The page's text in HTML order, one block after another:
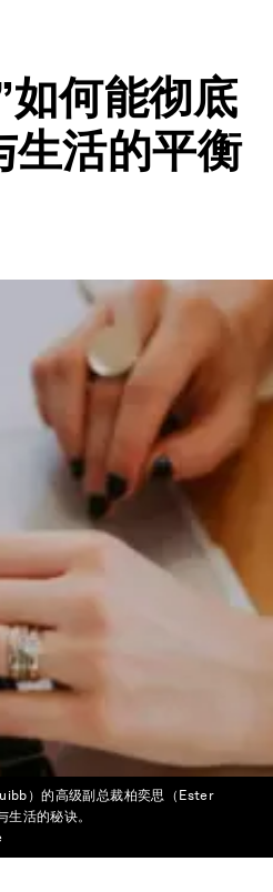
如何能彻底
生活的平衡
）的高级副总裁柏奕思（Ester
活的秘诀。